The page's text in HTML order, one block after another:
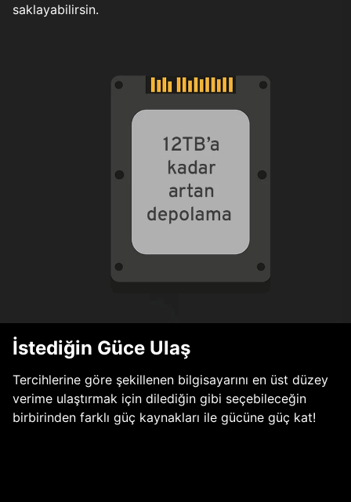
saklayabilirsin.
İstediğin Güce Ulaş
Tercihlerine göre şekillenen bilgisayarını en üst düzey
verime ulaştırmak için dilediğin gibi seçebileceğin
birbirinden farklı güç kaynakları ile gücüne güç kat!